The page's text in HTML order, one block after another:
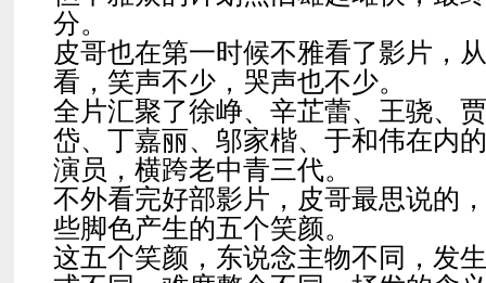
分。
皮哥也在第一时候不雅看了影片，
看，笑声不少，哭声也不少。
全片汇聚了徐峥、辛芷蕾、王骁、
岱、丁嘉丽、邬家楷、于和伟在内
演员，横跨老中青三代。
不外看完好部影片，皮哥最思说的
些脚色产生的五个笑颜。
这五个笑颜，东说念主物不同，发